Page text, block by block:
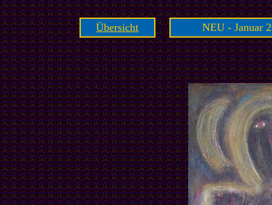
Übersicht NEU - Januar